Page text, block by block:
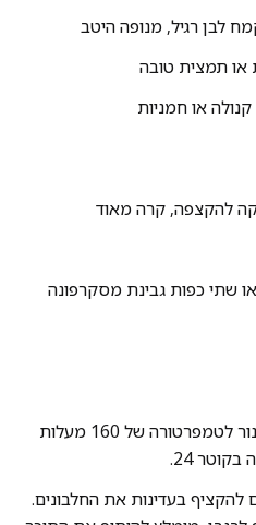
או חמניות
מחממים קודם כל את התנור לטמפרטורה של 160 מעלות
24.
בעדינות את החלבונים.